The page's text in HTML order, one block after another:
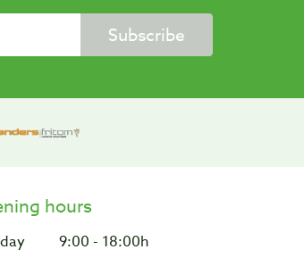
Subscribe
hours
9:00 - 18:00h